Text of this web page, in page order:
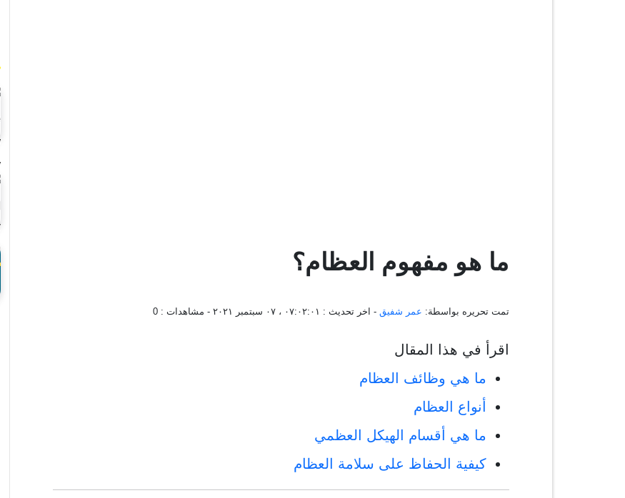
ما هو مفهوم العظام؟
تمت تحريره بواسطة: عمر شفيق - اخر تحديث : ٠٧:٠٢:٠١ ، ٠٧ سبتمبر ٢٠٢١ - مشاهدات : 0
اقرأ في هذا المقال
ما هي وظائف العظام
أنواع العظام
ما هي أقسام الهيكل العظمي
كيفية الحفاظ على سلامة العظام